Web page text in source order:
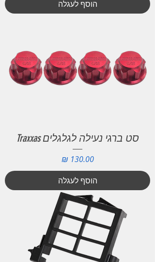
הוסף לעגלה
סט ברגי נעילה לגלגלים Traxxas
מחיר‏130.00 ‏₪
הוסף לעגלה